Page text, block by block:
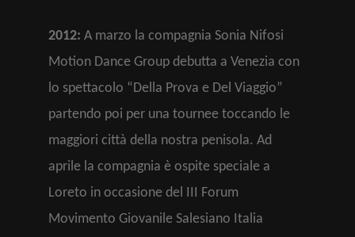
2012: A marzo la compagnia Sonia Nifosi
Motion Dance Group debutta a Venezia con
lo spettacolo “Della Prova e Del Viaggio”
partendo poi per una tournee toccando le
maggiori città della nostra penisola. Ad
aprile la compagnia è ospite speciale a
Loreto in occasione del III Forum
Movimento Giovanile Salesiano Italia